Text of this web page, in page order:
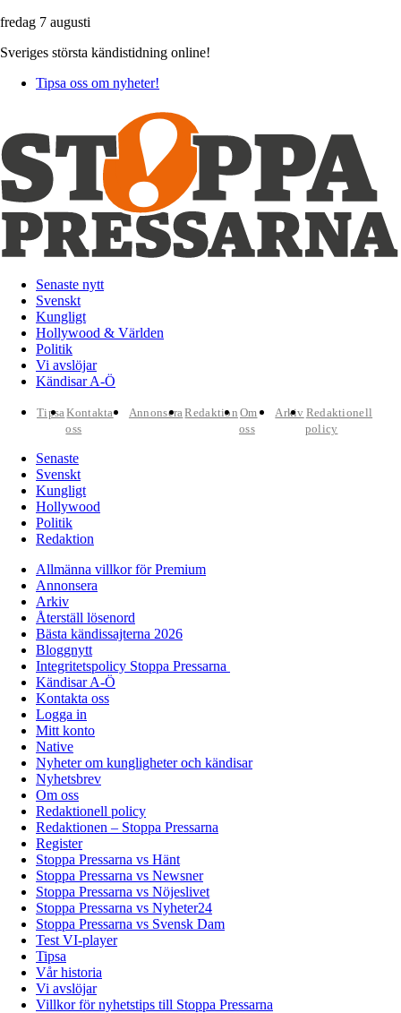
fredag 7 augusti
Sveriges största kändistidning online!
Tipsa oss om nyheter!
Senaste nytt
Svenskt
Kungligt
Hollywood & Världen
Politik
Vi avslöjar
Kändisar A-Ö
TipsaKontakta
oss
AnnonseraRedaktion Om
oss
Arkiv Redaktionell
policy
Senaste
Svenskt
Kungligt
Hollywood
Politik
Redaktion
Allmänna villkor för Premium
Annonsera
Arkiv
Återställ lösenord
Bästa kändissajterna 2026
Bloggnytt
Integritetspolicy Stoppa Pressarna
Kändisar A-Ö
Kontakta oss
Logga in
Mitt konto
Native
Nyheter om kungligheter och kändisar
Nyhetsbrev
Om oss
Redaktionell policy
Redaktionen – Stoppa Pressarna
Register
Stoppa Pressarna vs Hänt
Stoppa Pressarna vs Newsner
Stoppa Pressarna vs Nöjeslivet
Stoppa Pressarna vs Nyheter24
Stoppa Pressarna vs Svensk Dam
Test VI-player
Tipsa
Vår historia
Vi avslöjar
Villkor för nyhetstips till Stoppa Pressarna